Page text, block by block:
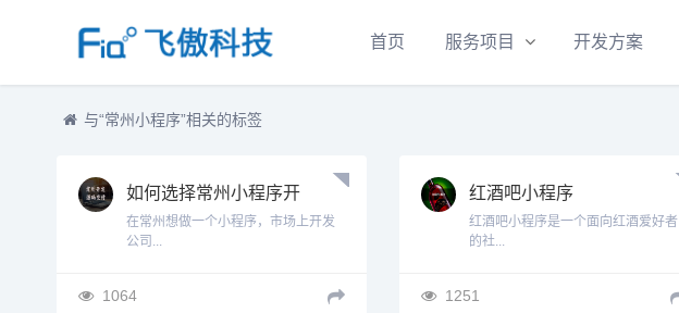
首页 服务项目 开发方案
与“常州小程序”相关的标签
如何选择常州小程序开
发服务公司
在常州想做一个小程序，市场上开发
公司...
1064
红酒吧小程序
红酒吧小程序是一个面向红酒爱好者
的社...
1251